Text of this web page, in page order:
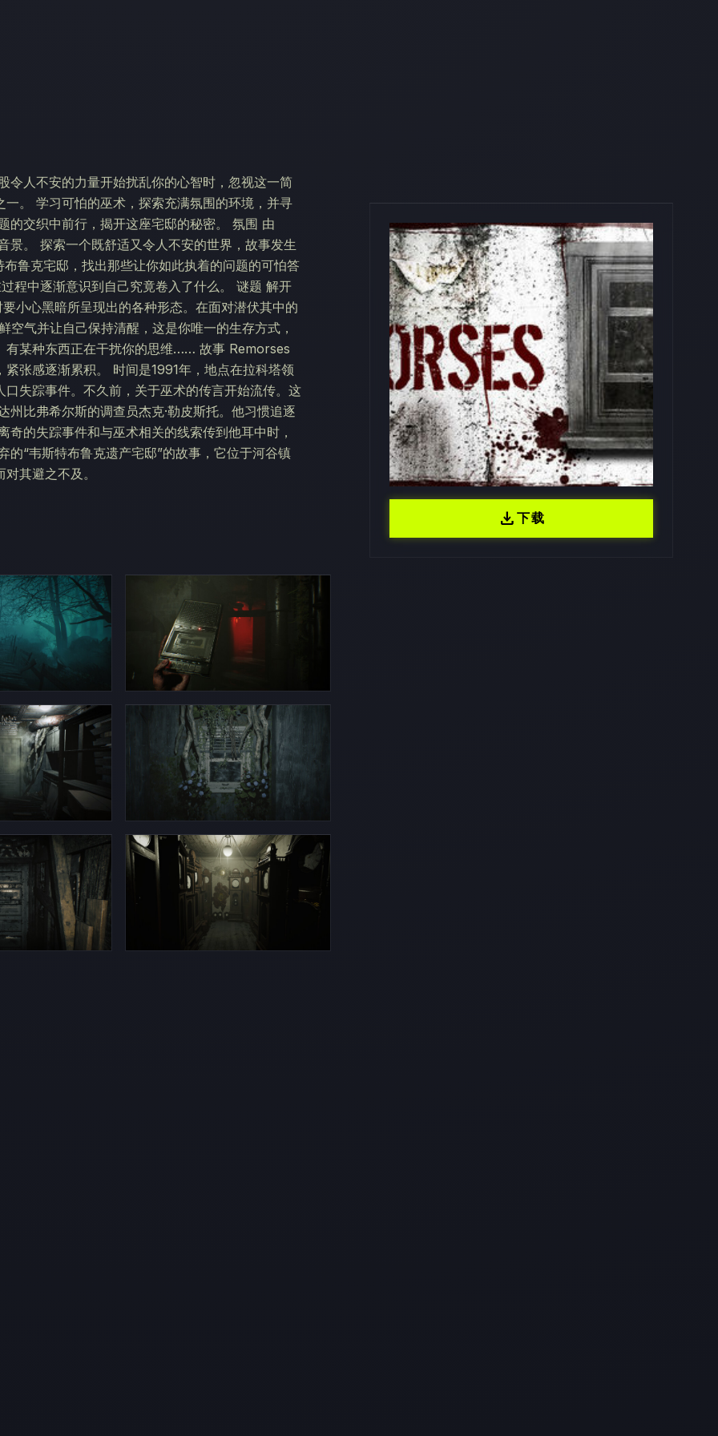
令人不安的力量开始扰乱你的心智时，忽视这一简
。 学习可怕的巫术，探索充满氛围的环境，并寻
的交织中前行，揭开这座宅邸的秘密。 氛围 由
。 探索一个既舒适又令人不安的世界，故事发生
鲁克宅邸，找出那些让你如此执着的问题的可怕答
程中逐渐意识到自己究竟卷入了什么。 谜题 解开
小心黑暗所呈现出的各种形态。在面对潜伏其中的
气并让自己保持清醒，这是你唯一的生存方式，
有某种东西正在干扰你的思维…… 故事 Remorses
张感逐渐累积。 时间是1991年，地点在拉科塔领
失踪事件。不久前，关于巫术的传言开始流传。这
比弗希尔斯的调查员杰克·勒皮斯托。他习惯追逐
的失踪事件和与巫术相关的线索传到他耳中时，
“韦斯特布鲁克遗产宅邸”的故事，它位于河谷镇
其避之不及。
download下载